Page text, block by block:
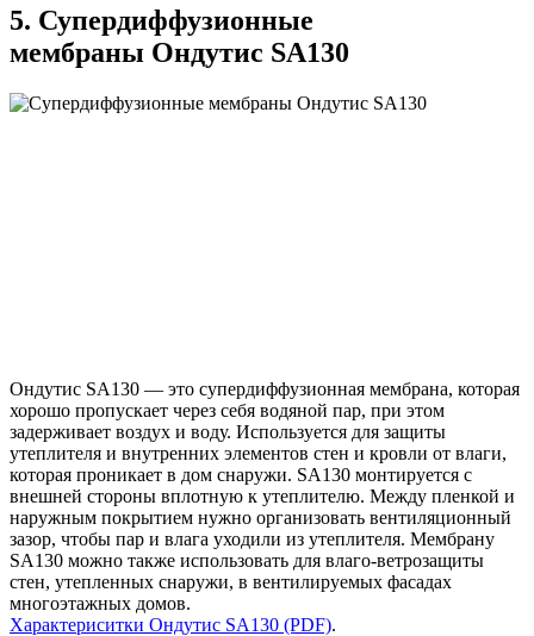
5. Супердиффузионные
мембраны Ондутис SA130
Ондутис SA130 — это супердиффузионная мембрана, которая
хорошо пропускает через себя водяной пар, при этом
задерживает воздух и воду. Используется для защиты
утеплителя и внутренних элементов стен и кровли от влаги,
которая проникает в дом снаружи. SA130 монтируется с
внешней стороны вплотную к утеплителю. Между пленкой и
наружным покрытием нужно организовать вентиляционный
зазор, чтобы пар и влага уходили из утеплителя. Мембрану
SA130 можно также использовать для влаго-ветрозащиты
стен, утепленных снаружи, в вентилируемых фасадах
многоэтажных домов.
Характериситки Ондутис SA130 (PDF).